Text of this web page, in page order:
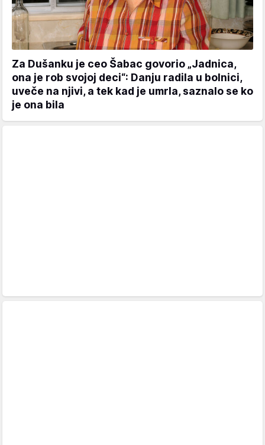
Za Dušanku je ceo Šabac govorio „Jadnica,
ona je rob svojoj deci“: Danju radila u bolnici,
uveče na njivi, a tek kad je umrla, saznalo se ko
je ona bila